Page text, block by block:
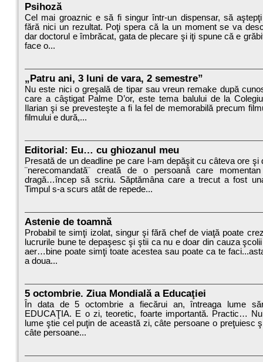
Psihoză
Cel mai groaznic e să fi singur într-un dispensar, să
fără nici un rezultat. Poţi spera că la un moment se va
dar doctorul e îmbrăcat, gata de plecare şi iţi spune că e
face o...
„Patru ani, 3 luni de vara, 2 semestre”
Nu este nici o greşală de tipar sau vreun remake după
care a câştigat Palme D’or, este tema balului de la
Ilarian şi se prevesteşte a fi la fel de memorabilă precum
filmului e dură,...
Editorial: Eu… cu ghiozanul meu
Presată de un deadline pe care l-am depăşit cu câteva ore şi
¨nerecomandată¨ creată de o persoană care
dragă…încep să scriu. Săptămâna care a trecut a fost
Timpul s-a scurs atât de repede...
Astenie de toamnă
Probabil te simţi izolat, singur şi fără chef de viaţă poate
lucrurile bune te depaşesc şi ştii ca nu e doar din cauza
aer…bine poate simţi toate acestea sau poate ca te
a doua...
5 octombrie. Ziua Mondială a Educaţiei
În data de 5 octombrie a fiecărui an, întreaga lume
EDUCAŢIA. E o zi, teoretic, foarte importantă. Practic…
lume ştie cel puţin de această zi, câte persoane o preţuiesc
câte persoane...